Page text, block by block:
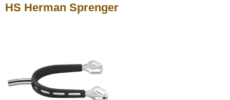
HS Herman Sprenger